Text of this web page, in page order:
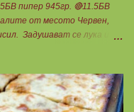
пипер 945гр. 🔴11.5БВ
от месото Червен,
Задушават се лука и
водата. Овкусява се с
Подреждат се в тава,
чушките и се пече до